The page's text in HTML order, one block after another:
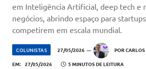
em Inteligência Artificial, deep tech e
negócios, abrindo espaço para
competirem em escala mundial.
COLUNISTAS 27/05/2026 POR
EM: 27/05/2026 5 MINUTOS DE LEITURA